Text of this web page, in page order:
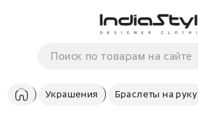
Корзина
В корзиненеттоваров
Украшения Браслеты на руку